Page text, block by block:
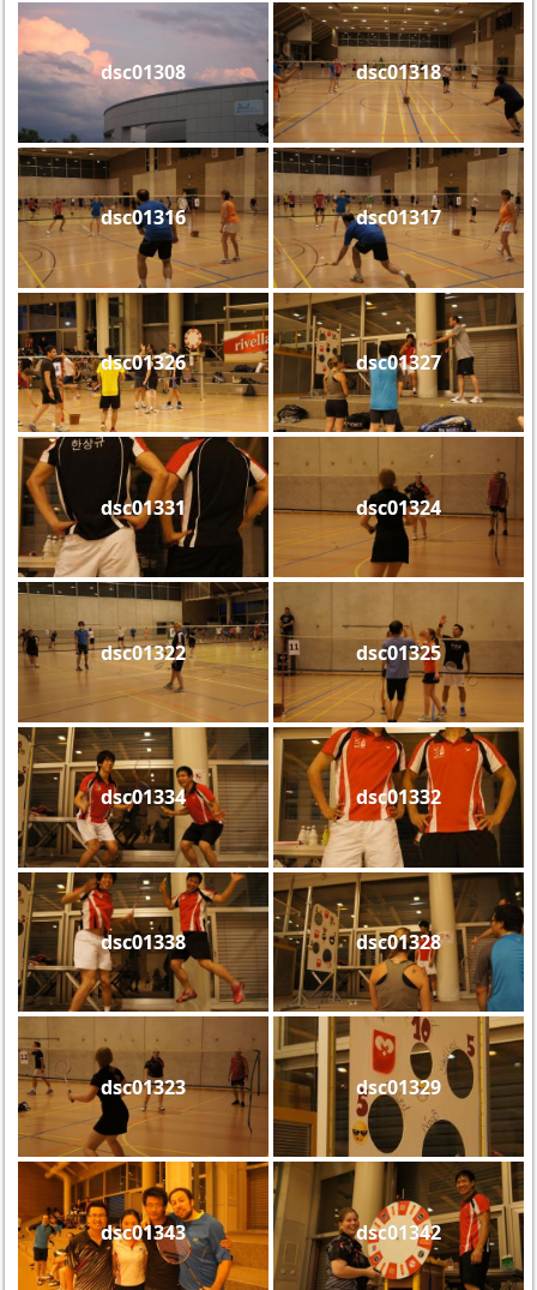
dsc01308 dsc01318
dsc01316 dsc01317
dsc01326 dsc01327
dsc01331 dsc01324
dsc01322 dsc01325
dsc01334 dsc01332
dsc01338 dsc01328
dsc01323 dsc01329
dsc01343 dsc01342